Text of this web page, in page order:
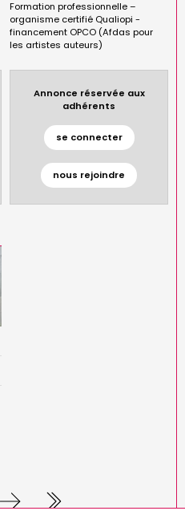
Formation professionnelle –
organisme certifié Qualiopi -
financement OPCO (Afdas pour
les artistes auteurs)
Annonce réservée aux
adhérents
se connecter
nous rejoindre
Pagination